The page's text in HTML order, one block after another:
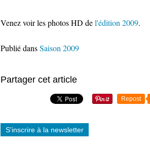
Venez voir les photos HD del'édition 2009.
Publié dansSaison 2009
Partager cet article
Repost
S'inscrire à la newsletter